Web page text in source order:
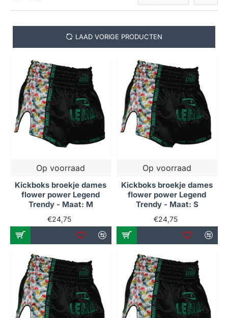
LAAD VORIGE PRODUCTEN
Op voorraad
Kickboks broekje dames
flower power Legend
Trendy - Maat: M
€24,75
Op voorraad
Kickboks broekje dames
flower power Legend
Trendy - Maat: S
€24,75